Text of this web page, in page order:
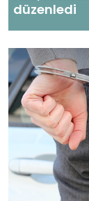
düzenledi